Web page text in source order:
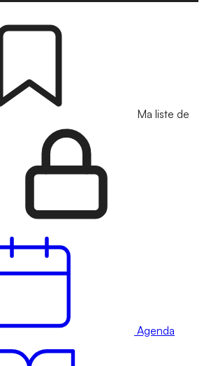
Ma liste de
Agenda